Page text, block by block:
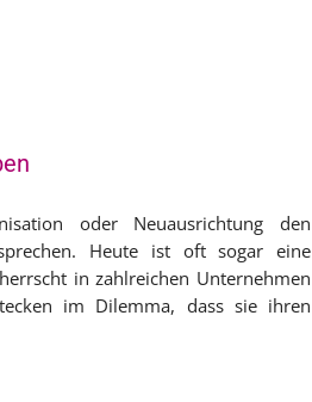
oder Neuausrichtung den
Heute ist oft sogar eine
in zahlreichen Unternehmen
im Dilemma, dass sie ihren